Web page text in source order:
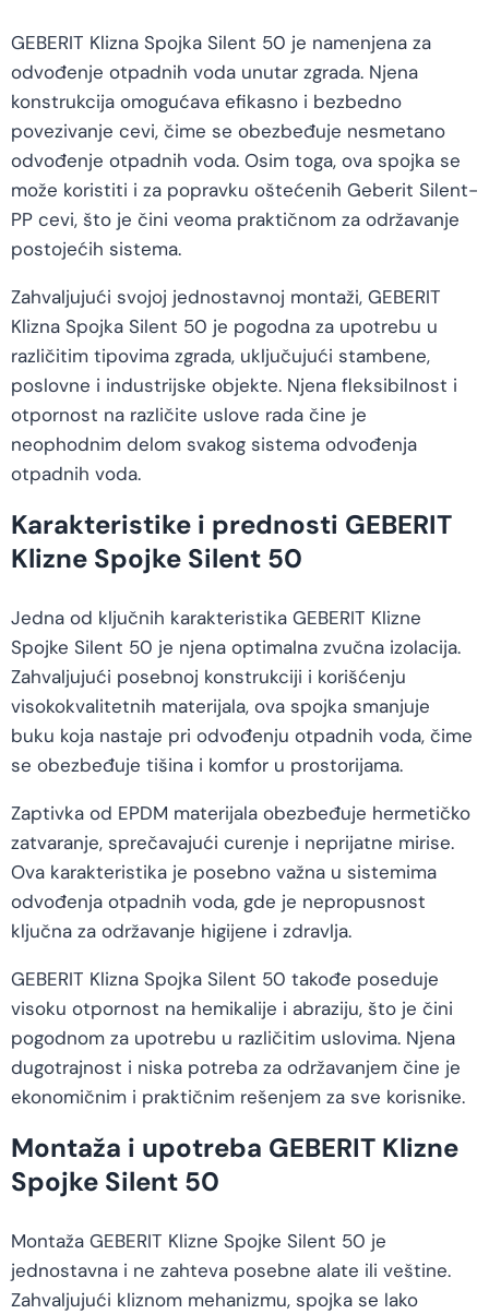
GEBERIT Klizna Spojka Silent 50 je namenjena za
odvođenje otpadnih voda unutar zgrada. Njena
konstrukcija omogućava efikasno i bezbedno
povezivanje cevi, čime se obezbeđuje nesmetano
odvođenje otpadnih voda. Osim toga, ova spojka se
može koristiti i za popravku oštećenih Geberit Silent-
PP cevi, što je čini veoma praktičnom za održavanje
postojećih sistema.
Zahvaljujući svojoj jednostavnoj montaži, GEBERIT
Klizna Spojka Silent 50 je pogodna za upotrebu u
različitim tipovima zgrada, uključujući stambene,
poslovne i industrijske objekte. Njena fleksibilnost i
otpornost na različite uslove rada čine je
neophodnim delom svakog sistema odvođenja
otpadnih voda.
Karakteristike i prednosti GEBERIT
Klizne Spojke Silent 50
Jedna od ključnih karakteristika GEBERIT Klizne
Spojke Silent 50 je njena optimalna zvučna izolacija.
Zahvaljujući posebnoj konstrukciji i korišćenju
visokokvalitetnih materijala, ova spojka smanjuje
buku koja nastaje pri odvođenju otpadnih voda, čime
se obezbeđuje tišina i komfor u prostorijama.
Zaptivka od EPDM materijala obezbeđuje hermetičko
zatvaranje, sprečavajući curenje i neprijatne mirise.
Ova karakteristika je posebno važna u sistemima
odvođenja otpadnih voda, gde je nepropusnost
ključna za održavanje higijene i zdravlja.
GEBERIT Klizna Spojka Silent 50 takođe poseduje
visoku otpornost na hemikalije i abraziju, što je čini
pogodnom za upotrebu u različitim uslovima. Njena
dugotrajnost i niska potreba za održavanjem čine je
ekonomičnim i praktičnim rešenjem za sve korisnike.
Montaža i upotreba GEBERIT Klizne
Spojke Silent 50
Montaža GEBERIT Klizne Spojke Silent 50 je
jednostavna i ne zahteva posebne alate ili veštine.
Zahvaljujući kliznom mehanizmu, spojka se lako